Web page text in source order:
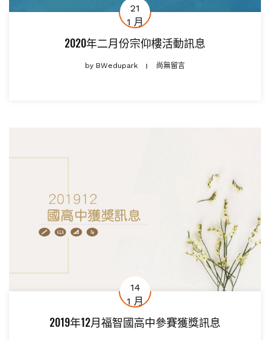
21
1 月
2020年二月份宗仰樓活動訊息
by BWedupark 尚無留言
14
1 月
2019年12月福智國高中參賽獲獎訊息